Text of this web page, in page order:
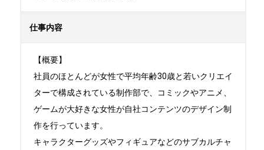
仕事内容
【概要】
社員のほとんどが女性で平均年齢30歳と若いクリエイ
ターで構成されている制作部で、コミックやアニメ、
ゲームが大好きな女性が自社コンテンツのデザイン制
作を行っています。
キャラクターグッズやフィギュアなどのサブカルチャ